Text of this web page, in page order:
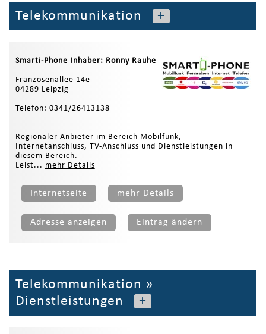
Telekommunikation +
Smarti-Phone Inhaber: Ronny Rauhe
Franzosenallee 14e
04289 Leipzig
Telefon: 0341/26413138
Regionaler Anbieter im Bereich Mobilfunk,
Internetanschluss, TV-Anschluss und Dienstleistungen in
diesem Bereich.
Leist... mehr Details
Internetseite mehr Details
Adresse anzeigen Eintrag ändern
Telekommunikation »
Dienstleistungen
+